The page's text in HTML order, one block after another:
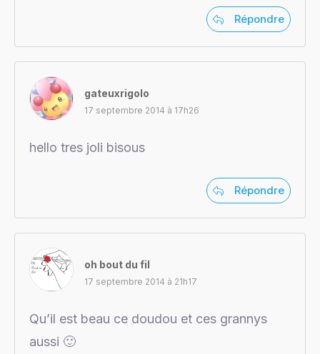
Répondre
gateuxrigolo
17 septembre 2014 à 17h26
hello tres joli bisous
Répondre
oh bout du fil
17 septembre 2014 à 21h17
Qu’il est beau ce doudou et ces grannys
aussi 🙂